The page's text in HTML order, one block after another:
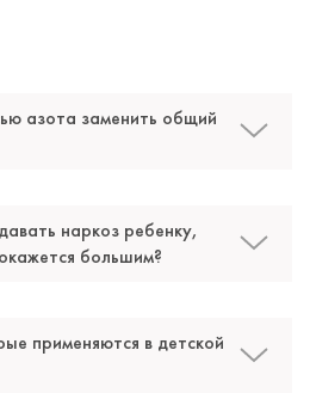
Хачатуровна
азота заменить общий
наркоз ребенку,
большим?
применяются в детской